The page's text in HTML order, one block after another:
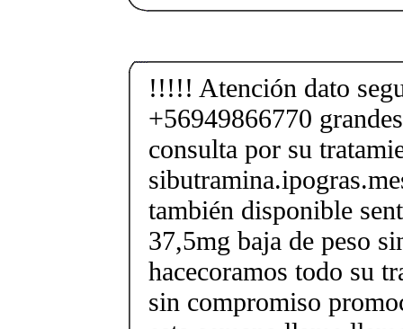
!!!!! Atención dato
+56949866770
consulta por su
también disponible
37,5mg baja de peso
hacecoramos todo su
sin compromiso